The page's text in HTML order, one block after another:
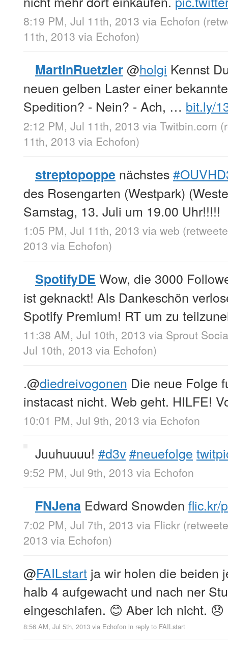
8:19 PM, Jul 11th, 2013 via Echofon
11th, 2013 via Echofon)
MartinRuetzler@holgi Kennst
neuen gelben Laster einer
Spedition? - Nein? - Ach, … bit.ly/
2:12 PM, Jul 11th, 2013 via Twitbin.com
11th, 2013 via Echofon)
streptopoppe nächstes
des Rosengarten (Westpark)
Samstag, 13. Juli um 19.00 Uhr!!!!!
1:05 PM, Jul 11th, 2013 via web
2013 via Echofon)
SpotifyDE Wow, die 3000
ist geknackt! Als Dankeschön
Spotify Premium! RT um zu
11:38 AM, Jul 10th, 2013 via Sprout
Jul 10th, 2013 via Echofon)
.@diedreivogonen Die neue Folge
instacast nicht. Web geht. HILFE!
10:01 PM, Jul 9th, 2013 via Echofon
Juuhuuuu! #d3v#neuefolge
9:52 PM, Jul 9th, 2013 via Echofon
FNJena Edward Snowden flic.kr/
7:02 PM, Jul 7th, 2013 via Flickr
2013 via Echofon)
@FAILstart ja wir holen die beiden
halb 4 aufgewacht und nach ner
eingeschlafen. 😊 Aber ich nicht. 😞
8:56 AM, Jul 5th, 2013 via Echofon in reply to FAILstart